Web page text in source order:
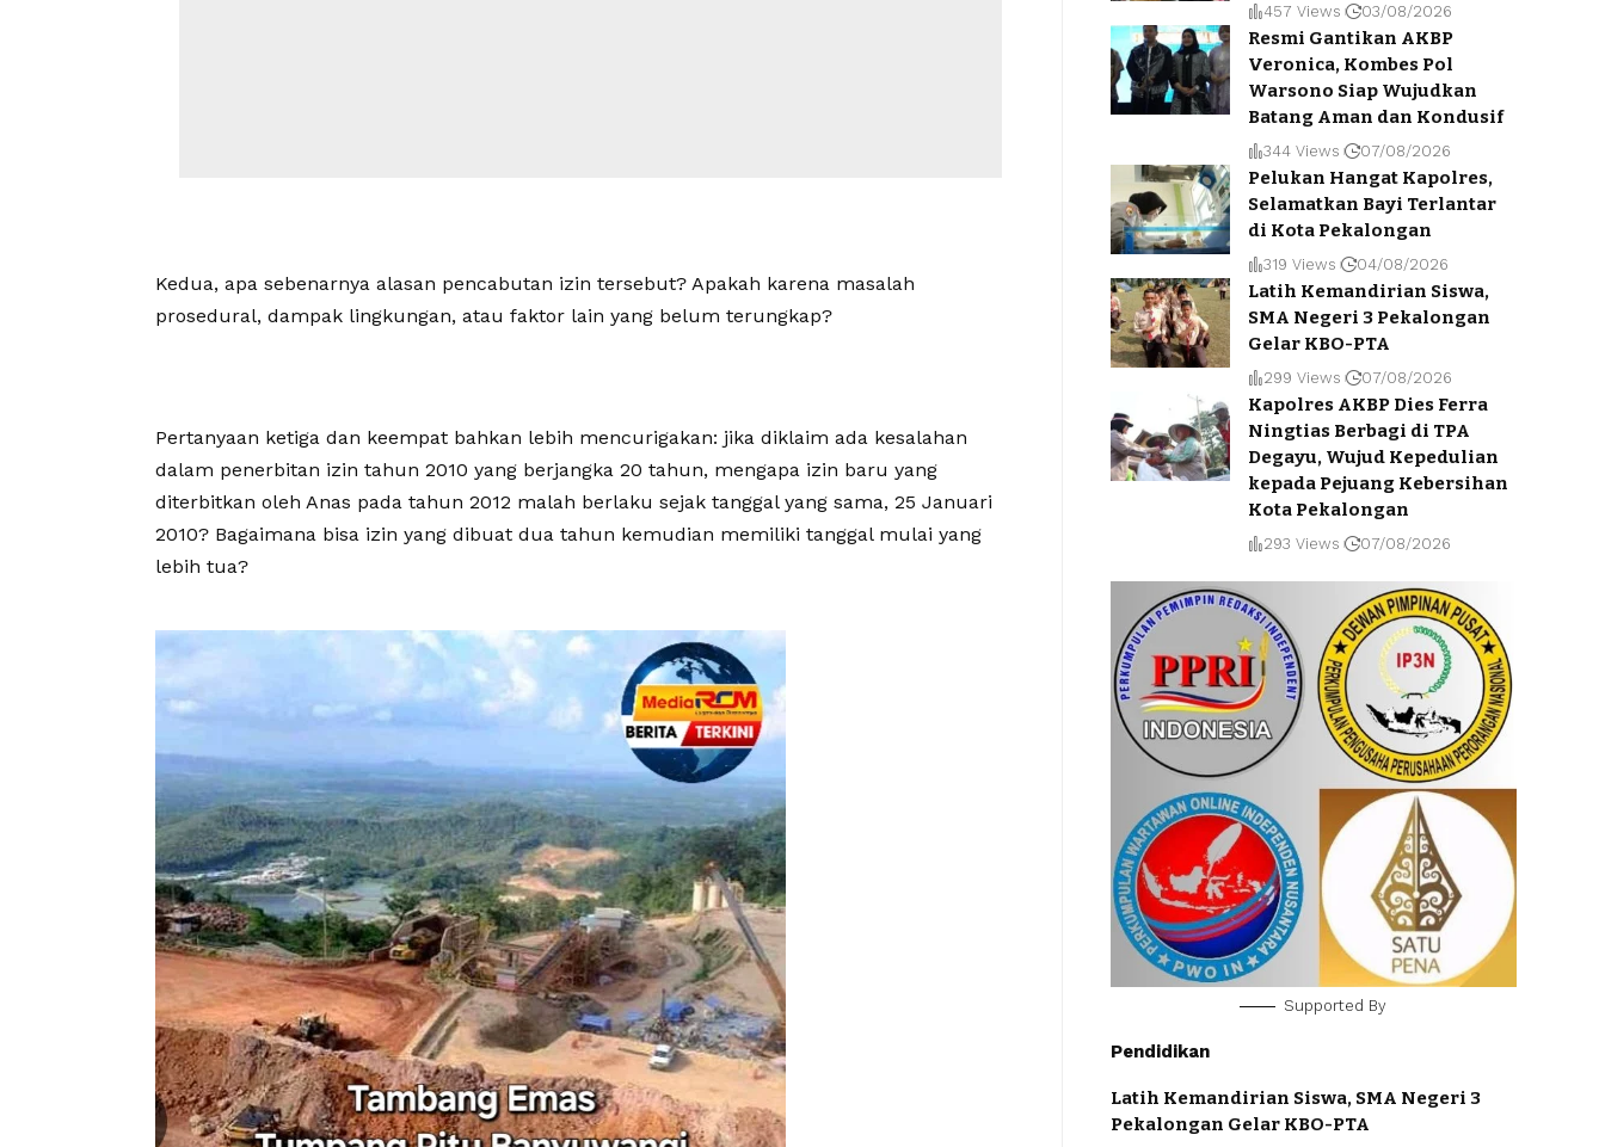
Kedua, apa sebenarnya alasan pencabutan izin tersebut? Apakah karena masalah
prosedural, dampak lingkungan, atau faktor lain yang belum terungkap?
Pertanyaan ketiga dan keempat bahkan lebih mencurigakan: jika diklaim ada kesalahan
dalam penerbitan izin tahun 2010 yang berjangka 20 tahun, mengapa izin baru yang
diterbitkan oleh Anas pada tahun 2012 malah berlaku sejak tanggal yang sama, 25 Januari
2010? Bagaimana bisa izin yang dibuat dua tahun kemudian memiliki tanggal mulai yang
lebih tua?
457 Views 03/08/2026
Resmi Gantikan AKBP
Veronica, Kombes Pol
Warsono Siap Wujudkan
Batang Aman dan Kondusif
344 Views 07/08/2026
Pelukan Hangat Kapolres,
Selamatkan Bayi Terlantar
di Kota Pekalongan
319 Views 04/08/2026
Latih Kemandirian Siswa,
SMA Negeri 3 Pekalongan
Gelar KBO-PTA
299 Views 07/08/2026
Kapolres AKBP Dies Ferra
Ningtias Berbagi di TPA
Degayu, Wujud Kepedulian
kepada Pejuang Kebersihan
Kota Pekalongan
293 Views 07/08/2026
Supported By
Pendidikan
Latih Kemandirian Siswa, SMA Negeri 3
Pekalongan Gelar KBO-PTA